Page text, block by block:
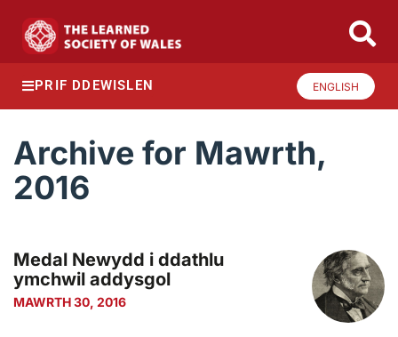
PRIF DDEWISLEN ENGLISH
Archive for Mawrth,
2016
Medal Newydd i ddathlu
ymchwil addysgol
MAWRTH 30, 2016